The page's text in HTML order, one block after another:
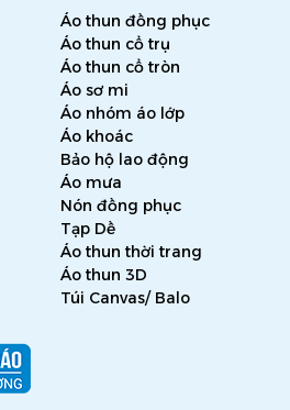
Áo thun đồng phục
Áo thun cổ trụ
Áo thun cổ tròn
Áo sơ mi
Áo nhóm áo lớp
Áo khoác
Bảo hộ lao động
Áo mưa
Nón đồng phục
Tạp Dề
Áo thun thời trang
Áo thun 3D
Túi Canvas/ Balo